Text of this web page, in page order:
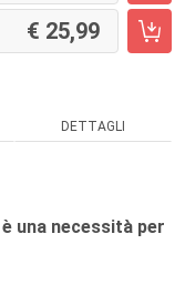
25,99
DETTAGLI
una necessità per